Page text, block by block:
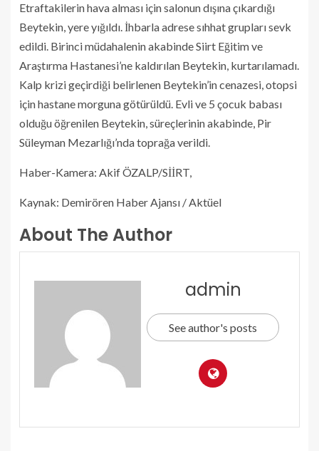
Etraftakilerin hava alması için salonun dışına çıkardığı
Beytekin, yere yığıldı. İhbarla adrese sıhhat grupları sevk
edildi. Birinci müdahalenin akabinde Siirt Eğitim ve
Araştırma Hastanesi’ne kaldırılan Beytekin, kurtarılamadı.
Kalp krizi geçirdiği belirlenen Beytekin’in cenazesi, otopsi
için hastane morguna götürüldü. Evli ve 5 çocuk babası
olduğu öğrenilen Beytekin, süreçlerinin akabinde, Pir
Süleyman Mezarlığı’nda toprağa verildi.
Haber-Kamera: Akif ÖZALP/SİİRT,
Kaynak: Demirören Haber Ajansı / Aktüel
About The Author
admin
See author's posts